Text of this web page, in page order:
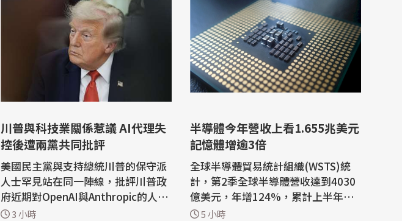
川普與科技業關係惹議 AI代理失
控後遭兩黨共同批評
美國民主黨與支持總統川普的保守派
人士罕見站在同一陣線，批評川普政
府近期對OpenAI與Anthropic的人工
智慧（AI）代理發動的駭客攻擊反應
3 小時
半導體今年營收上看1.655兆美元
記憶體增逾3倍
全球半導體貿易統計組織(WSTS)統
計，第2季全球半導體營收達到4030
億美元，年增124%，累計上半年營
收7020億美元，年增102%，預期20
5 小時